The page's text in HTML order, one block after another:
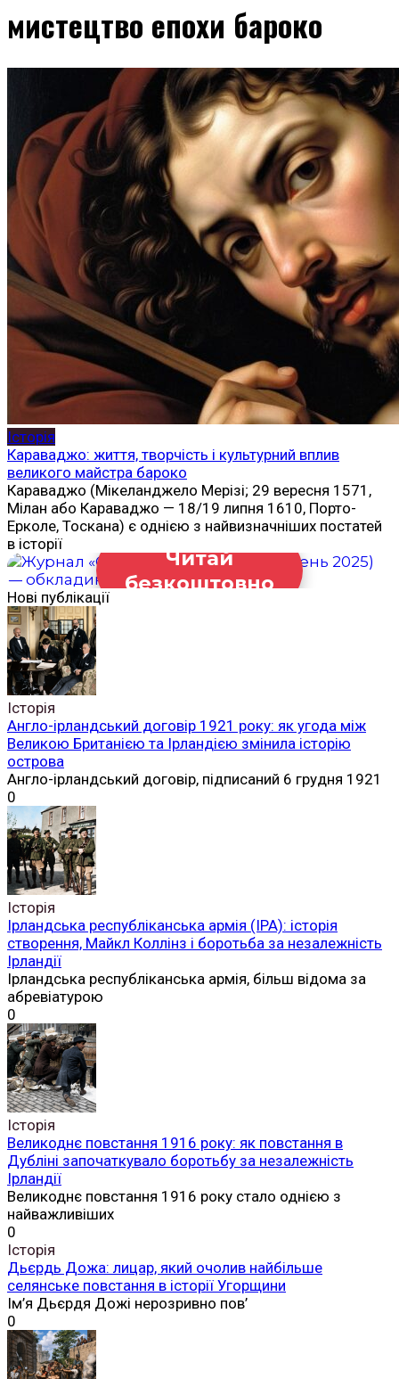
мистецтво епохи бароко
Історія
Караваджо: життя, творчість і культурний вплив
великого майстра бароко
Караваджо (Мікеланджело Мерізі; 29 вересня 1571,
Мілан або Караваджо — 18/19 липня 1610, Порто-
Ерколе, Тоскана) є однією з найвизначніших постатей
в історії
Читай
безкоштовно
Нові публікації
Історія
Англо-ірландський договір 1921 року: як угода між
Великою Британією та Ірландією змінила історію
острова
Англо-ірландський договір, підписаний 6 грудня 1921
0
Історія
Ірландська республіканська армія (ІРА): історія
створення, Майкл Коллінз і боротьба за незалежність
Ірландії
Ірландська республіканська армія, більш відома за
абревіатурою
0
Історія
Великоднє повстання 1916 року: як повстання в
Дубліні започаткувало боротьбу за незалежність
Ірландії
Великоднє повстання 1916 року стало однією з
найважливіших
0
Історія
Дьєрдь Дожа: лицар, який очолив найбільше
селянське повстання в історії Угорщини
Ім’я Дьєрдя Дожі нерозривно пов’
0